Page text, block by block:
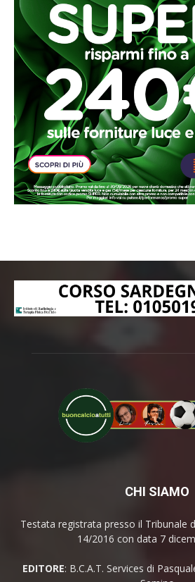
CHI SIAMO
Testata registrata presso il Tribunale
14/2016 con data 7
EDITORE: B.C.A.T. Services di